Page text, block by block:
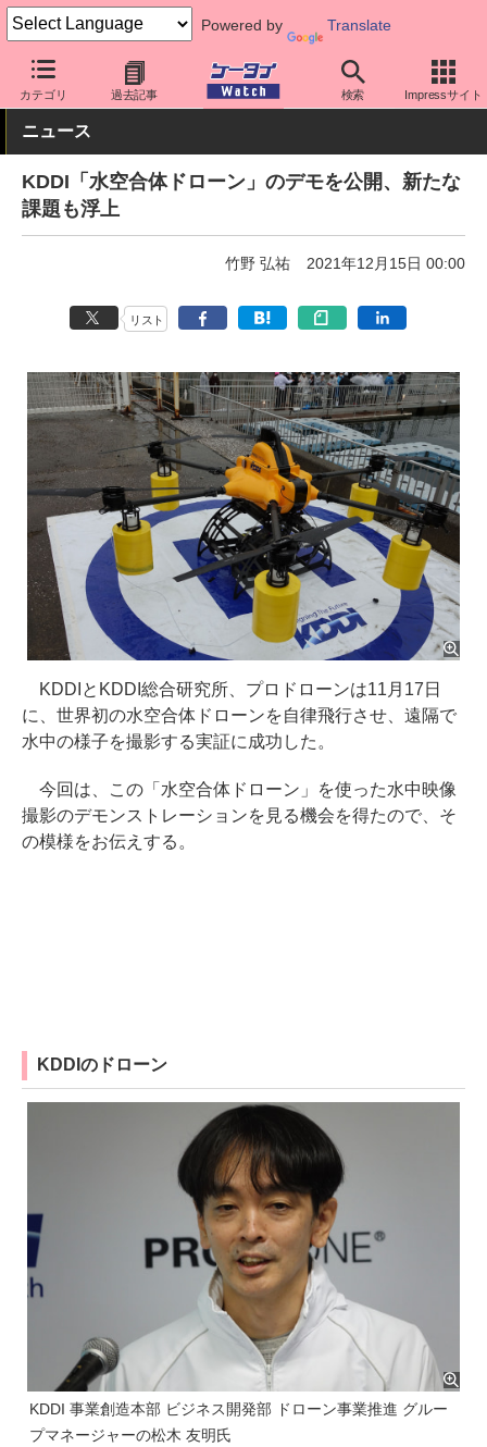
Powered by Translate
カテゴリ 過去記事 検索 Impressサイト
ケータイ Watch キャリア au アプリ・サービス
ニュース
KDDI「水空合体ドローン」のデモを公開、新たな
課題も浮上
竹野 弘祐 2021年12月15日 00:00
リスト
KDDIとKDDI総合研究所、プロドローンは11月17日
に、世界初の水空合体ドローンを自律飛行させ、遠隔で
水中の様子を撮影する実証に成功した。
今回は、この「水空合体ドローン」を使った水中映像
撮影のデモンストレーションを見る機会を得たので、そ
の模様をお伝えする。
KDDIのドローン
KDDI 事業創造本部 ビジネス開発部 ドローン事業推進 グルー
プマネージャーの松木 友明氏